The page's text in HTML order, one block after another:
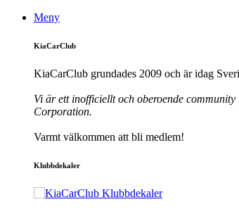
Meny
KiaCarClub
KiaCarClub grundades 2009 och är idag
Vi är ett inofficiellt och oberoende
Corporation.
Varmt välkommen att bli medlem!
Klubbdekaler